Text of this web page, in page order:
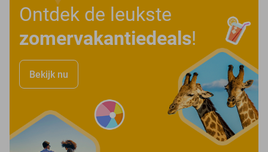
Ontdek de leukste
zomervakantiedeals!
Bekijk nu